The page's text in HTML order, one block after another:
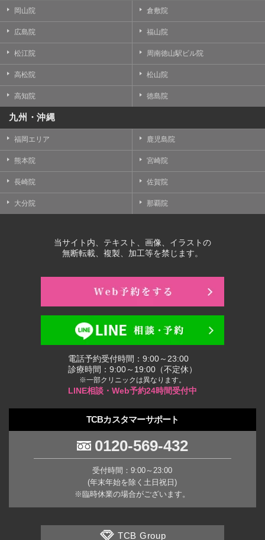
岡山院 倉敷院
広島院 福山院
松江院 周南徳山駅ビル院
高松院 松山院
高知院 徳島院
九州・沖縄
福岡エリア 鹿児島院
熊本院 宮崎院
長崎院 佐賀院
大分院 那覇院
当サイト内、テキスト、画像、イラストの
無断転載、複製、加工等を禁じます。
電話予約受付時間：9:00～23:00
診療時間：9:00～19:00（不定休）
※一部クリニックは異なります。
LINE相談・Web予約24時間受付中
TCBカスタマーサポート
0120-569-432
受付時間：9:00～23:00
(年末年始を除く土日祝日)
※臨時休業の場合がございます。
TCB Group